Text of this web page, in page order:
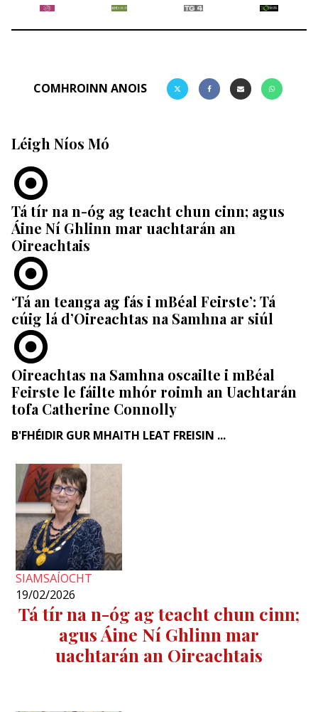
COMHROINN ANOIS
Léigh Níos Mó
Tá tír na n-óg ag teacht chun cinn; agus
Áine Ní Ghlinn mar uachtarán an
Oireachtais
‘Tá an teanga ag fás i mBéal Feirste’: Tá
cúig lá d’Oireachtas na Samhna ar siúl
Oireachtas na Samhna oscailte i mBéal
Feirste le fáilte mhór roimh an Uachtarán
tofa Catherine Connolly
B'FHÉIDIR GUR MHAITH LEAT FREISIN ...
SIAMSAÍOCHT
19/02/2026
Tá tír na n-óg ag teacht chun cinn;
agus Áine Ní Ghlinn mar
uachtarán an Oireachtais